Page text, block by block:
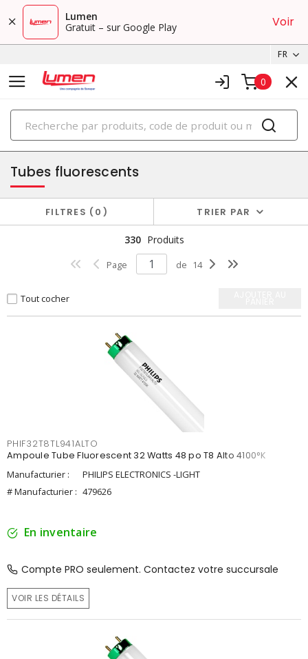
Lumen
Gratuit – sur Google Play
Voir
FR
0
PRODUITS
ampoules
Tubes fluorescents
FILTRES 0 TRIER PAR
330 Produits
Page de 14
Tout cocher
PHIF32T8TL941ALTO
Ampoule Tube Fluorescent 32 Watts 48 po T8 Alto 4100°K
Manufacturier :
PHILIPS ELECTRONICS -LIGHT
# Manufacturier : 479626
En inventaire
Compte PRO seulement. Contactez votre succursale
VOIR LES DÉTAILS